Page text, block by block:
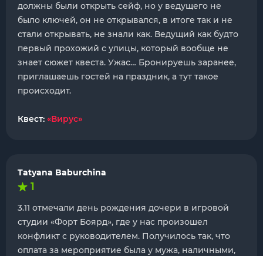
должны были открыть сейф, но у ведущего не
было ключей, он не открывался, в итоге так и не
стали открывать, не знали как. Ведущий как будто
первый прохожий с улицы, который вообще не
знает сюжет квеста. Ужас… Бронируешь заранее,
приглашаешь гостей на праздник, а тут такое
происходит.
Квест: «Вирус»
Tatyana Baburchina
1
3.11 отмечали день рождения дочери в игровой
студии «Форт Боярд», где у нас произошел
конфликт с руководителем. Получилось так, что
оплата за мероприятие была у мужа, наличными,